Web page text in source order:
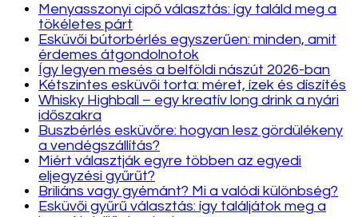
Menyasszonyi cipő választás: így találd meg a
tökéletes párt
Esküvői bútorbérlés egyszerűen: minden, amit
érdemes átgondolnotok
Így legyen mesés a belföldi nászút 2026-ban
Kétszintes esküvői torta: méret, ízek és díszítés
Whisky Highball – egy kreatív long drink a nyári
időszakra
Buszbérlés esküvőre: hogyan lesz gördülékeny
a vendégszállítás?
Miért választják egyre többen az egyedi
eljegyzési gyűrűt?
Briliáns vagy gyémánt? Mi a valódi különbség?
Esküvői gyűrű választás: így találjátok meg a